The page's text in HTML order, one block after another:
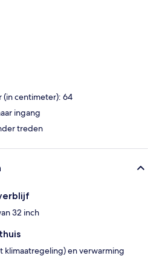
centimeter): 64
ingang
treden
32 inch
klimaatregeling) en verwarming